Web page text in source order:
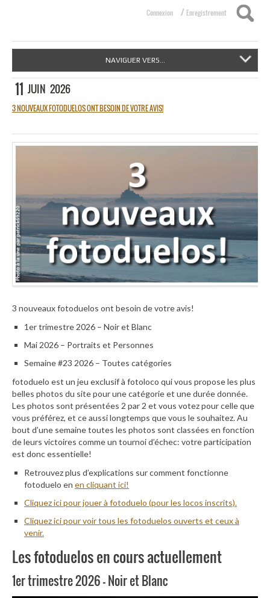
Connexion / Enregistrement
NAVIGUER VERS...
11 JUIN 2026
3 NOUVEAUX FOTODUELOS ONT BESOIN DE VOTRE AVIS!
3 nouveaux fotoduelos ont besoin de votre avis!
1er trimestre 2026 – Noir et Blanc
Mai 2026 – Portraits et Personnes
Semaine #23 2026 – Toutes catégories
fotoduelo est un jeu exclusif à fotoloco qui vous propose les plus
belles photos du site pour une catégorie et une durée donnée.
Les photos sont présentées 2 par 2 et vous votez pour celle que
vous préférez, et ce aussi longtemps que vous le souhaitez. Au
bout d’une semaine toutes les photos sont classées en fonction
de leurs victoires comme un tournoi d’échec: votre participation
est donc essentielle!
Retrouvez plus d’explications sur comment fonctionne
fotoduelo en en cliquant ici!
Cliquez ici pour jouer à fotoduelo (pour les locos inscrits).
Cliquez ici pour voir tous les fotoduelos ouverts et ceux à
venir.
Les fotoduelos en cours actuellement
1er trimestre 2026 – Noir et Blanc